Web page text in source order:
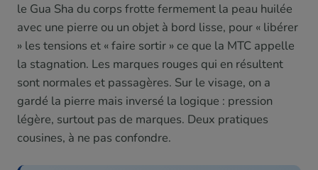
le Gua Sha du corps frotte fermement la peau huilée
avec une pierre ou un objet à bord lisse, pour « libérer
» les tensions et « faire sortir » ce que la MTC appelle
la stagnation. Les marques rouges qui en résultent
sont normales et passagères. Sur le visage, on a
gardé la pierre mais inversé la logique : pression
légère, surtout pas de marques. Deux pratiques
cousines, à ne pas confondre.